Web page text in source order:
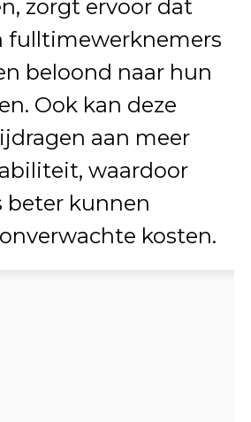
zorgt ervoor dat
fulltimewerknemers
beloond naar hun
Ook kan deze
aan meer
waardoor
beter kunnen
kosten.